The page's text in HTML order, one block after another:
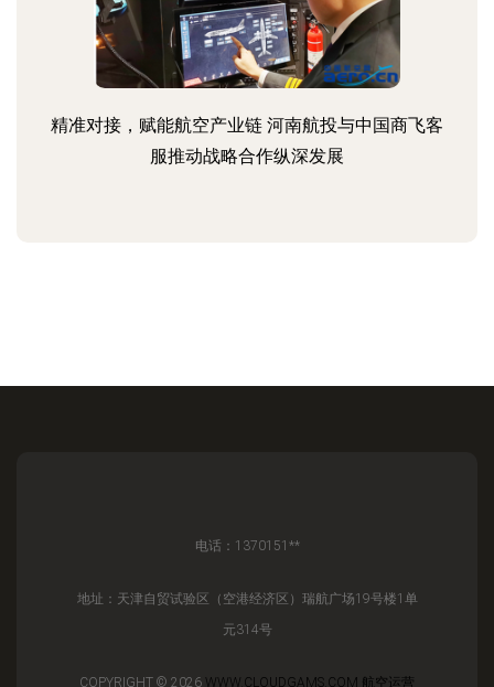
精准对接，赋能航空产业链 河南航投与中国商飞客
服推动战略合作纵深发展
电话：1370151**
地址：天津自贸试验区（空港经济区）瑞航广场19号楼1单
元314号
COPYRIGHT © 2026 WWW.CLOUDGAMS.COM 航空运营